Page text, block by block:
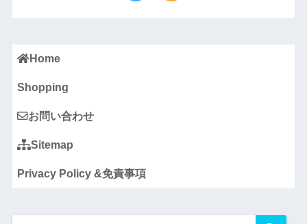
Home
Shopping
お問い合わせ
Sitemap
Privacy Policy &免責事項